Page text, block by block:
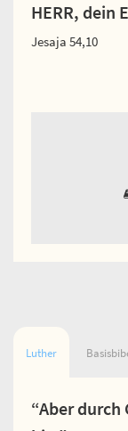
HERR, dein
Jesaja 54,10
Luther
“Aber durch